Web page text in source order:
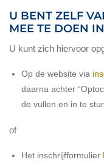
U BENT ZELF
MEE TE DOEN
U kunt zich hiervoor
Op de website via
daarna achter
de vullen en in te
of
Het inschrijfformulier